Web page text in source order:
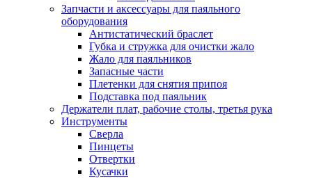
Запчасти и аксессуары для паяльного
оборудования
Антистатический браслет
Губка и стружка для очистки жало
Жало для паяльников
Запасные части
Плетенки для снятия припоя
Подставка под паяльник
Держатели плат, рабочие столы, третья рука
Инструменты
Сверла
Пинцеты
Отвертки
Кусачки